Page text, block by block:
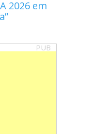
2026 em
PUB